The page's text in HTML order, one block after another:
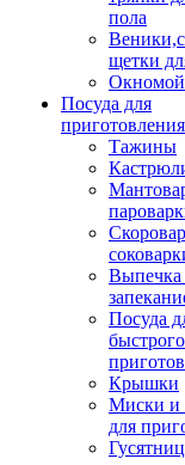
пола
щетки
Посуда для
приготовления
Тажины
Выпечка
Посуда
быстрого
Крышки
Миски и
для